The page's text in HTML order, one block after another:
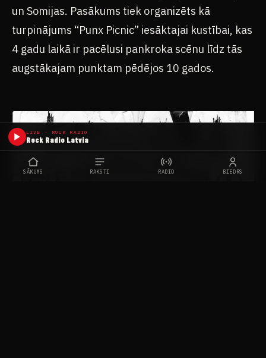
un Somijas. Pasākums tiek organizēts kā
turpinājums “Punx Picnic” iesāktajai kustībai, kas
4 gadu laikā ir pacēlusi pankroka scēnu līdz tās
augstākajam punktam pēdējos 10 gados.
LIVE · ROCK RADIO
Rock Radio Latvia
SĀKUMS RAKSTI RADIO BIEDRS